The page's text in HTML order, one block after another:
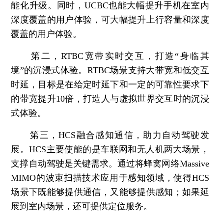
能化升级。同时，UCBC也能大幅提升手机在室内
深度覆盖的用户体验，可大幅提升上行容量和深度
覆盖的用户体验。
第二，RTBC宽带实时交互，打造“身临其
境”的沉浸式体验。 RTBC场景支持大带宽和低交互
时延，目标是在给定时延下和一定的可靠性要求下
的带宽提升10倍，打造人与虚拟世界交互时的沉浸
式体验。
第三，HCS融合感知通信，助力自动驾驶发
展。HCS主要使能的是车联网和无人机两大场景，
支撑自动驾驶是关键需求。通过将蜂窝网络Massive
MIMO的波束扫描技术应用于感知领域，使得HCS
场景下既能够提供通信，又能够提供感知；如果延
展到室内场景，还可提供定位服务。